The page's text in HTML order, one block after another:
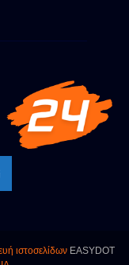
ιστοσελίδωνEASYDOT